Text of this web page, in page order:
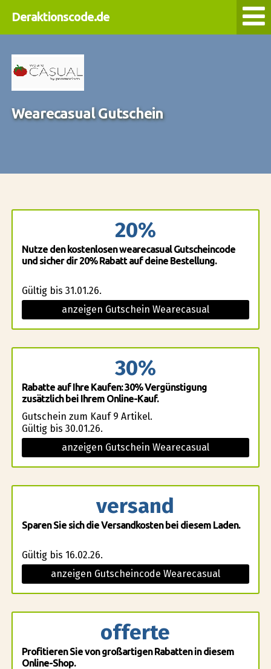
Deraktionscode.de
Wearecasual Gutschein
20%
Nutze den kostenlosen wearecasual Gutscheincode
und sicher dir 20% Rabatt auf deine Bestellung.
Gültig bis 31.01.26.
anzeigen Gutschein Wearecasual
30%
Rabatte auf Ihre Kaufen: 30% Vergünstigung
zusätzlich bei Ihrem Online-Kauf.
Gutschein zum Kauf 9 Artikel.
Gültig bis 30.01.26.
anzeigen Gutschein Wearecasual
versand
Sparen Sie sich die Versandkosten bei diesem Laden.
Gültig bis 16.02.26.
anzeigen Gutscheincode Wearecasual
offerte
Profitieren Sie von großartigen Rabatten in diesem
Online-Shop.